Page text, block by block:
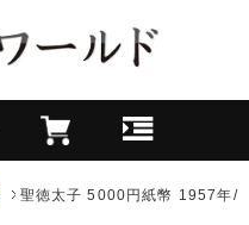
聖徳太子 5000円紙幣 1957年/